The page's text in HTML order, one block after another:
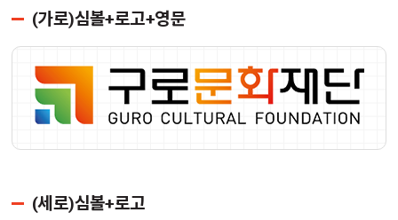
(가로)심볼+로고+영문
(세로)심볼+로고